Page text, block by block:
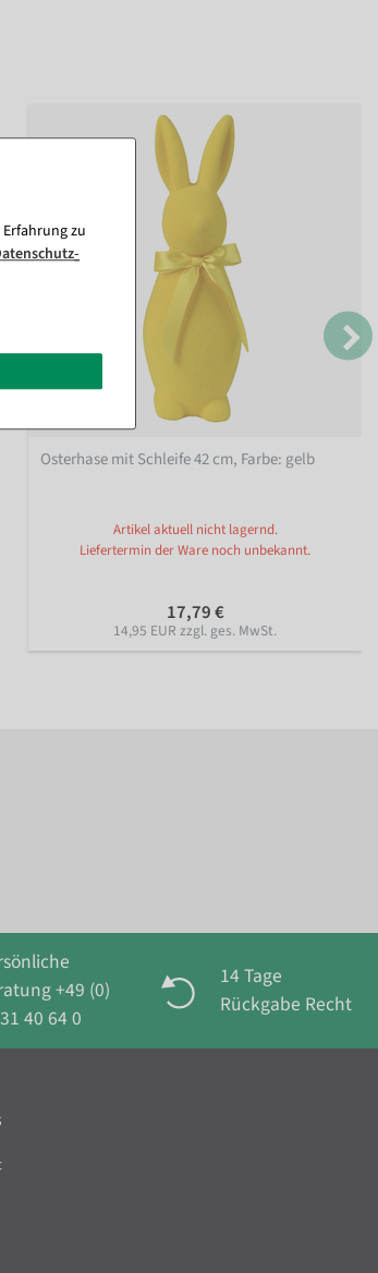
Osterhase mit Schleife 42 cm, Farbe: gelb
Artikel aktuell nicht lagernd.
Liefertermin der Ware noch unbekannt.
17,79 €
14,95 EUR zzgl. ges. MwSt.
+49 (0)
40 64 0
14 Tage
Rückgabe Recht
zu